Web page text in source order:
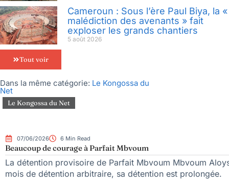
Cameroun : Sous l’ère Paul Biya, la «
malédiction des avenants » fait
exploser les grands chantiers
5 août 2026
Tout voir
Dans la même catégorie: Le Kongossa du
Net
Le Kongossa du Net
07/06/2026 6 Min Read
Beaucoup de courage à Parfait Mbvoum
La détention provisoire de Parfait Mbvoum Mbvoum
mois de détention arbitraire, sa détention est prolongée.